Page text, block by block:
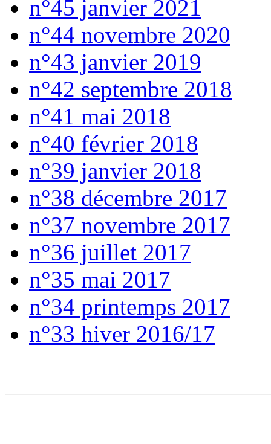
n°45 janvier 2021
n°44 novembre 2020
n°43 janvier 2019
n°42 septembre 2018
n°41 mai 2018
n°40 février 2018
n°39 janvier 2018
n°38 décembre 2017
n°37 novembre 2017
n°36 juillet 2017
n°35 mai 2017
n°34 printemps 2017
n°33 hiver 2016/17